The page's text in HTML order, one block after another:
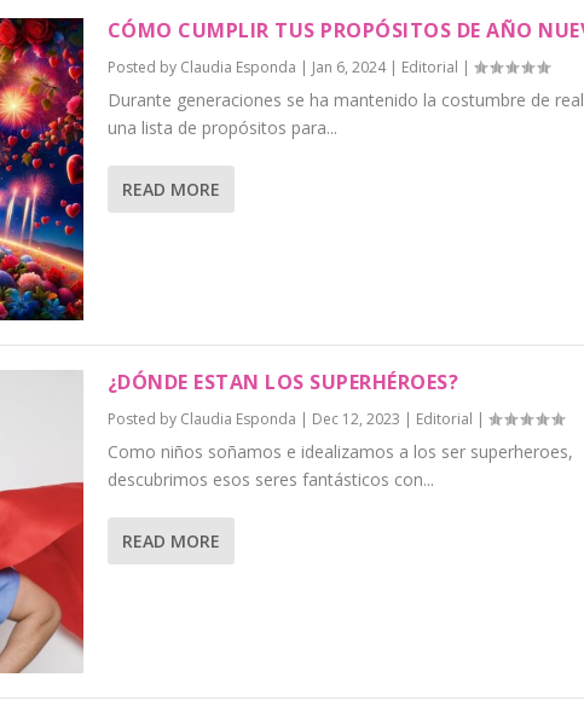
CÓMO CUMPLIR TUS PROPÓSITOS DE AÑO
Posted by Claudia Esponda | Jan 6, 2024| Editorial |
Durante generaciones se ha mantenido la costumbre de
una lista de propósitos para...
READ MORE
¿DÓNDE ESTAN LOS SUPERHÉROES?
Posted by Claudia Esponda | Dec 12, 2023 | Editorial |
Como niños soñamos e idealizamos a los ser superheroes,
descubrimos esos seres fantásticos con...
READ MORE